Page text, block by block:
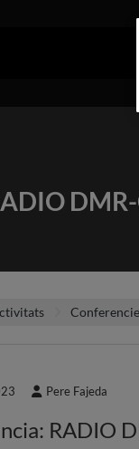
Pere Fajeda
RADIO